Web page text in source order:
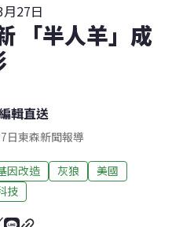
27日
「半人羊」成
輯直送
日東森新聞報導
因改造 灰狼
美國
技